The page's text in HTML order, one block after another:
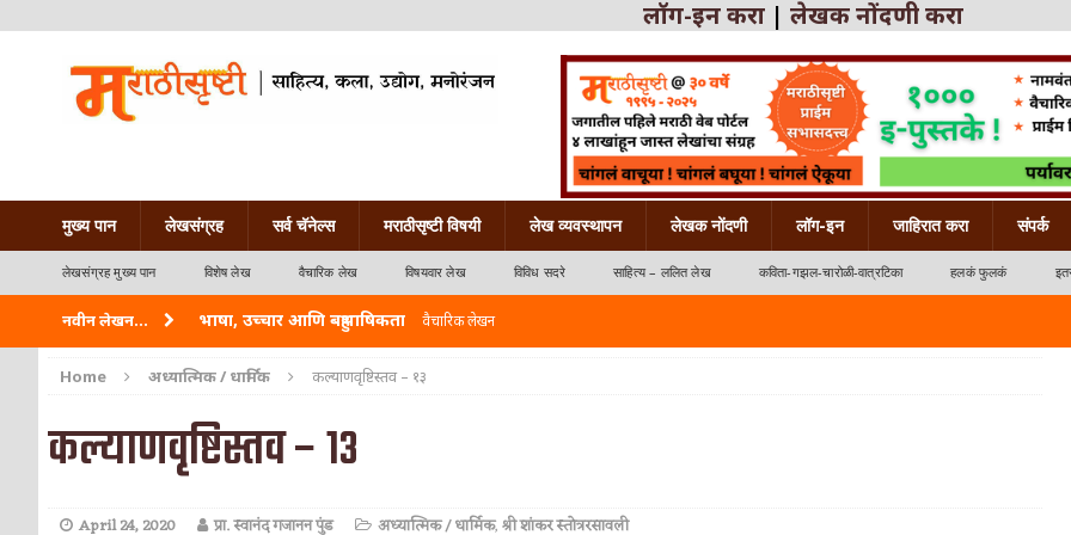
लॉग-इन करा | लेखक नोंदणी करा
मुख्य पान लेखसंग्रह सर्व चॅनेल्स मराठीसृष्टी विषयी लेख व्यवस्थापन लेखक नोंदणी लॉग-इन जाहिरात करा संपर्क
लेखसंग्रह मुख्य पान विशेष लेख वैचारिक लेख विषयवार लेख विविध सदरे साहित्य – ललित लेख कविता-गझल-चारोळी-वात्रटिका हलकं फुलकं
नवीन लेखन... भाषा, उच्चार आणि बहुभाषिकता वैचारिक लेखन
वारी विठ्ठलाची कविता-गझल-चारोळी-वात्रटिका
ताम्र – एक अफलातून धातू (COPPER)
जेव्हा मी आडनांव बदलले
अशी एक कविता लिहू इच्छिते कविता-गझल-चारोळी-वात्रटिका
Home अध्यात्मिक / धार्मिक कल्याणवृष्टिस्तव – १३
कल्याणवृष्टिस्तव – १३
April 24, 2020 प्रा. स्वानंद गजानन पुंड अध्यात्मिक / धार्मिक,श्री शांकर स्तोत्ररसावली